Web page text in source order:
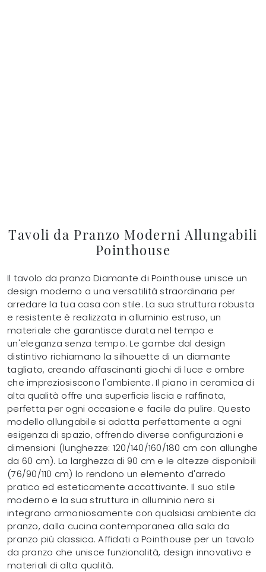
Tavoli da Pranzo Moderni Allungabili
Pointhouse
Il tavolo da pranzo Diamante di Pointhouse unisce un
design moderno a una versatilità straordinaria per
arredare la tua casa con stile. La sua struttura robusta
e resistente è realizzata in alluminio estruso, un
materiale che garantisce durata nel tempo e
un'eleganza senza tempo. Le gambe dal design
distintivo richiamano la silhouette di un diamante
tagliato, creando affascinanti giochi di luce e ombre
che impreziosiscono l'ambiente. Il piano in ceramica di
alta qualità offre una superficie liscia e raffinata,
perfetta per ogni occasione e facile da pulire. Questo
modello allungabile si adatta perfettamente a ogni
esigenza di spazio, offrendo diverse configurazioni e
dimensioni (lunghezze: 120/140/160/180 cm con allunghe
da 60 cm). La larghezza di 90 cm e le altezze disponibili
(76/90/110 cm) lo rendono un elemento d'arredo
pratico ed esteticamente accattivante. Il suo stile
moderno e la sua struttura in alluminio nero si
integrano armoniosamente con qualsiasi ambiente da
pranzo, dalla cucina contemporanea alla sala da
pranzo più classica. Affidati a Pointhouse per un tavolo
da pranzo che unisce funzionalità, design innovativo e
materiali di alta qualità.